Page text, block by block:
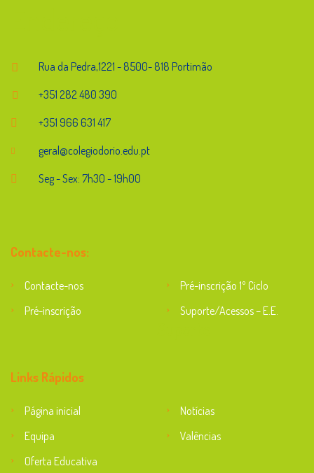
Rua da Pedra,1221 - 8500- 818 Portimão
+351 282 480 390
+351 966 631 417
geral@colegiodorio.edu.pt
Seg - Sex: 7h30 - 19h00
Contacte-nos:
Contacte-nos
Pré-inscrição 1º Ciclo
Pré-inscrição
Suporte/Acessos – E.E.
Links Rápidos
Página inicial
Notícias
Equipa
Valências
Oferta Educativa